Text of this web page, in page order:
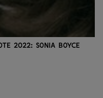
2022: So­nia Bo­yce